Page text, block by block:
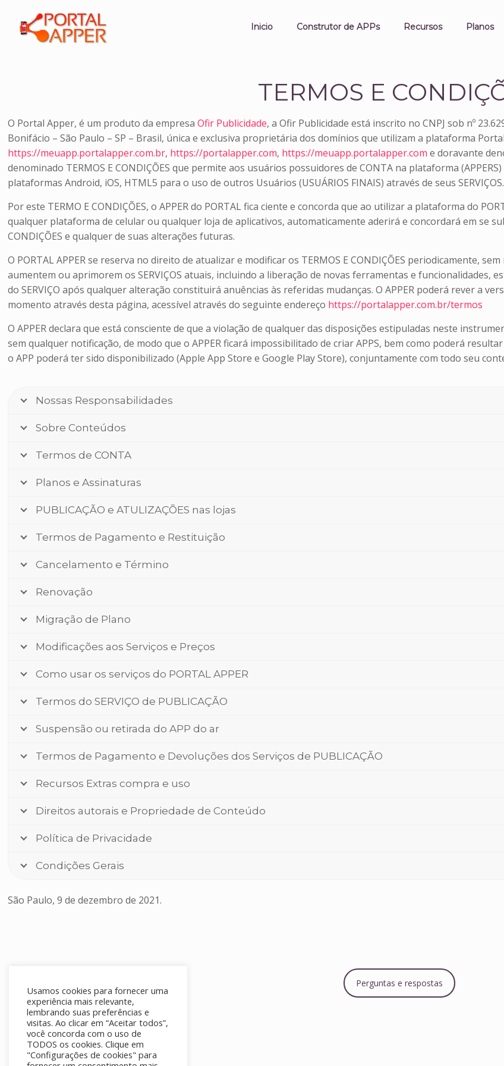
Inicio Construtor de APPs Recursos Planos
TERMOS E
O Portal Apper, é um produto da empresaOfir Publicidade, a Ofir Publicidade está inscrito no CNPJ sob nº
Bonifácio – São Paulo – SP – Brasil, única e exclusiva proprietária dos domínios que utilizam a plataforma
https://meuapp.portalapper.com.br, https://portalapper.com, https://meuapp.portalapper.com e doravante
denominado TERMOS E CONDIÇÕES que permite aos usuários possuidores de CONTA na plataforma
plataformas Android, iOS, HTML5 para o uso de outros Usuários (USUÁRIOS FINAIS) através de seus SERVIÇOS.
Por este TERMO E CONDIÇÕES, o APPER do PORTAL fica ciente e concorda que ao utilizar a plataforma do
qualquer plataforma de celular ou qualquer loja de aplicativos, automaticamente aderirá e concordará em se
CONDIÇÕES e qualquer de suas alterações futuras.
O PORTAL APPER se reserva no direito de atualizar e modificar os TERMOS E CONDIÇÕES periodicamente,
aumentem ou aprimorem os SERVIÇOS atuais, incluindo a liberação de novas ferramentas e funcionalidades,
do SERVIÇO após qualquer alteração constituirá anuências às referidas mudanças. O APPER poderá rever a
momento através desta página, acessível através do seguinte endereço https://portalapper.com.br/termos
O APPER declara que está consciente de que a violação de qualquer das disposições estipuladas neste
sem qualquer notificação, de modo que o APPER ficará impossibilitado de criar APPS, bem como poderá resultar
o APP poderá ter sido disponibilizado (Apple App Store e Google Play Store), conjuntamente com todo seu
Nossas Responsabilidades
Sobre Conteúdos
Termos de CONTA
Planos e Assinaturas
PUBLICAÇÃO e ATULIZAÇÕES nas lojas
Termos de Pagamento e Restituição
Cancelamento e Término
Renovação
Migração de Plano
Modificações aos Serviços e Preços
Como usar os serviços do PORTAL APPER
Termos do SERVIÇO de PUBLICAÇÃO
Suspensão ou retirada do APP do ar
Termos de Pagamento e Devoluções dos Serviços de PUBLICAÇÃO
Recursos Extras compra e uso
Direitos autorais e Propriedade de Conteúdo
Política de Privacidade
Condições Gerais
São Paulo, 9 de dezembro de 2021.
Perguntas e respostas
Usamos cookies para fornecer uma
experiência mais relevante,
lembrando suas preferências e
visitas. Ao clicar em “Aceitar todos”,
você concorda com o uso de
TODOS os cookies. Clique em
"Configurações de cookies" para